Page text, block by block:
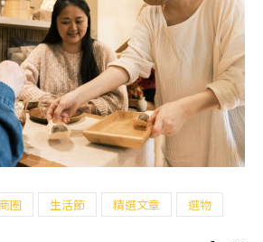
圈 生活節 精選文章 選物